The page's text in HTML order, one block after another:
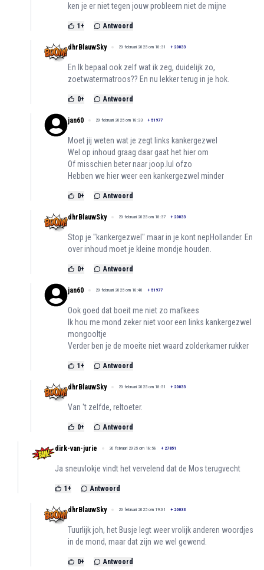
ken je er niet tegen jouw probleem niet de mijne
1 + Antwoord
dhrBlauwSky 20 februari 2025 om 18:31 + 20033
En Ik bepaal ook zelf wat ik zeg, duidelijk zo,
zoetwatermatroos?? En nu lekker terug in je hok.
0+ Antwoord
jan60 20 februari 2025 om 18:33 + 51977
Moet jij weten wat je zegt links kankergezwel
Wel op inhoud graag daar gaat het hier om
Of misschien beter naar joop.lul ofzo
Hebben we hier weer een kankergezwel minder
0+ Antwoord
dhrBlauwSky 20 februari 2025 om 18:37 + 20033
Stop je "kankergezwel" maar in je kont nepHollander. En
over inhoud moet je kleine mondje houden.
0+ Antwoord
jan60 20 februari 2025 om 18:40 + 51977
Ook goed dat boeit me niet zo mafkees
Ik hou me mond zeker niet voor een links kankergezwel
mongooltje
Verder ben je de moeite niet waard zolderkamer rukker
1 + Antwoord
dhrBlauwSky 20 februari 2025 om 18:51 + 20033
Van 't zelfde, reltoeter.
0+ Antwoord
dirk-van-jurie 20 februari 2025 om 18:58 + 27851
Ja sneuvlokje vindt het vervelend dat de Mos terugvecht
1 + Antwoord
dhrBlauwSky 20 februari 2025 om 19:01 + 20033
Tuurlijk joh, het Busje legt weer vrolijk anderen woordjes
in de mond, maar dat zijn we wel gewend.
0+ Antwoord